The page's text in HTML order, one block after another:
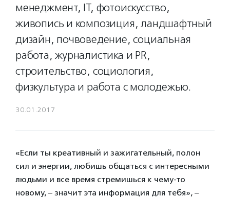
менеджмент, IT, фотоискусство,
живопись и композиция, ландшафтный
дизайн, почвоведение, социальная
работа, журналистика и PR,
строительство, социология,
физкультура и работа с молодежью.
30.01.2017
«Если ты креативный и зажигательный, полон
сил и энергии, любишь общаться с интересными
людьми и все время стремишься к чему-то
новому, – значит эта информация для тебя», –